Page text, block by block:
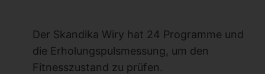
Der Skandika Wiry hat 24 Programme und
die Erholungspulsmessung, um den
Fitnesszustand zu prüfen.